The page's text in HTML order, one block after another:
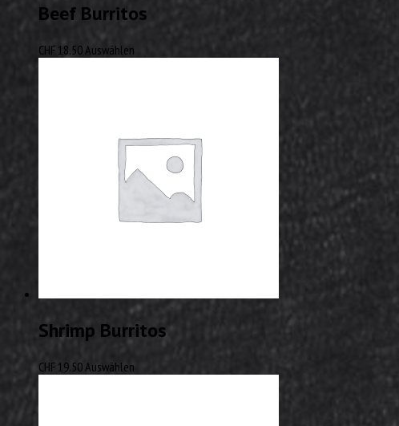
Beef Burritos
CHF 18.50Auswählen
Shrimp Burritos
CHF 19.50Auswählen